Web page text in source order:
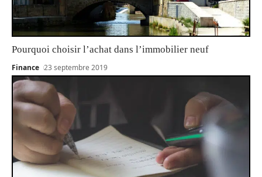
Pourquoi choisir l’achat dans l’immobilier neuf
Finance 23 septembre 2019